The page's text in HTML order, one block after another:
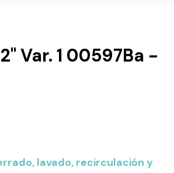
Var. 1 00597Ba -
lavado, recirculación y